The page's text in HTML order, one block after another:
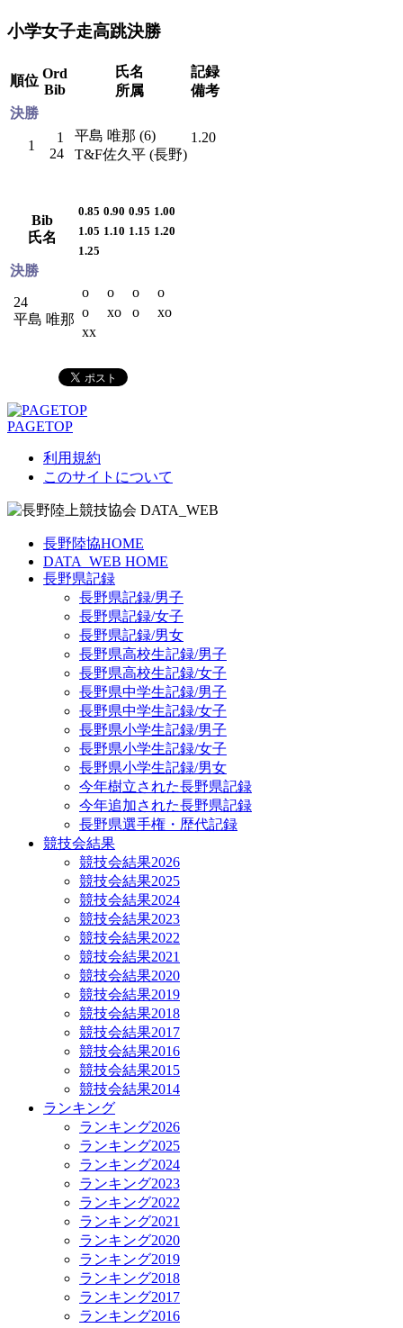
小学女子走高跳決勝
順位 Ord
Bib
氏名
所属
記録
備考
決勝
1
1
24
平島 唯那 (6)
T&F佐久平 (長野)
1.20
Bib
氏名
0.85 0.90 0.95 1.00
1.05 1.10 1.15 1.20
1.25
決勝
24
平島 唯那
o o o
o
o
xo o
xo
xx
PAGETOP
利用規約
このサイトについて
長野陸協HOME
DATA_WEB HOME
長野県記録
長野県記録/男子
長野県記録/女子
長野県記録/男女
長野県高校生記録/男子
長野県高校生記録/女子
長野県中学生記録/男子
長野県中学生記録/女子
長野県小学生記録/男子
長野県小学生記録/女子
長野県小学生記録/男女
今年樹立された長野県記録
今年追加された長野県記録
長野県選手権・歴代記録
競技会結果
競技会結果2026
競技会結果2025
競技会結果2024
競技会結果2023
競技会結果2022
競技会結果2021
競技会結果2020
競技会結果2019
競技会結果2018
競技会結果2017
競技会結果2016
競技会結果2015
競技会結果2014
ランキング
ランキング2026
ランキング2025
ランキング2024
ランキング2023
ランキング2022
ランキング2021
ランキング2020
ランキング2019
ランキング2018
ランキング2017
ランキング2016